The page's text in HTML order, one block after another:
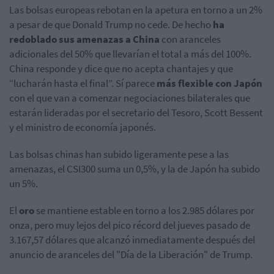
Las bolsas europeas rebotan en la apetura en torno a un 2%
a pesar de que Donald Trump no cede. De hecho ha
redoblado sus amenazas a China con aranceles
adicionales del 50% que llevarían el total a más del 100%.
China responde y dice que no acepta chantajes y que
“lucharán hasta el final”. Sí parecemás flexible con Japón
con el que van a comenzar negociaciones bilaterales que
estarán lideradas por el secretario del Tesoro, Scott Bessent
y el ministro de economía japonés.
Las bolsas chinas han subido ligeramente pese a las
amenazas, el CSI300 suma un 0,5%, y la de Japón ha subido
un 5%.
Elorose mantieneestable en torno a los 2.985 dólares por
onza, pero muy lejos del pico récord del jueves pasado de
3.167,57 dólares que alcanzó inmediatamente después del
anuncio de aranceles del "Día de la Liberación" de Trump.